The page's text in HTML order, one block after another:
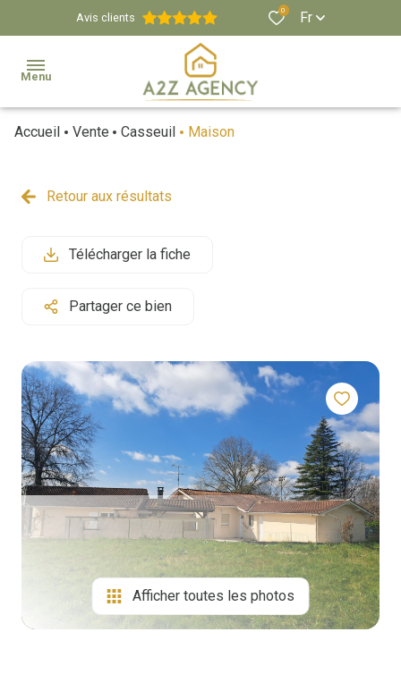
Avis clients
0 Fr
Menu
Estimation
Immobiliers
Viticoles
Équestres
Biens
Vendus
Accueil Vente Casseuil Maison
Retour aux résultats
Télécharger la fiche
Partager ce bien
Afficher toutes les photos